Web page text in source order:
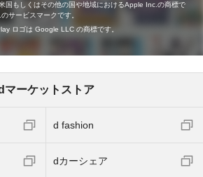
国もしくはその他の国や地域におけるApple Inc.の商標で
サービスマークです。
ロゴは Google LLC の商標です。
マーケットストア
d fashion
dカーシェア